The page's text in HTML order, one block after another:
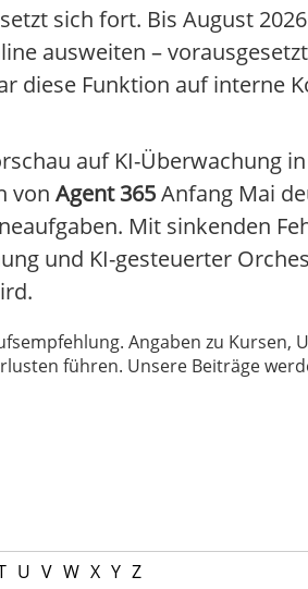
sich fort. Bis August
ausweiten –
diese Funktion auf interne
auf KI-Überwachung in
von Agent 365Anfang Mai
Mit sinkenden
und KI-gesteuerter
Angaben zu
führen. Unsere Beiträge
U V W X Y Z